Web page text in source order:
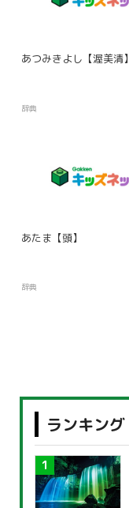
あつみきよし【渥美清】
辞典
あたま【頭】
辞典
ランキング